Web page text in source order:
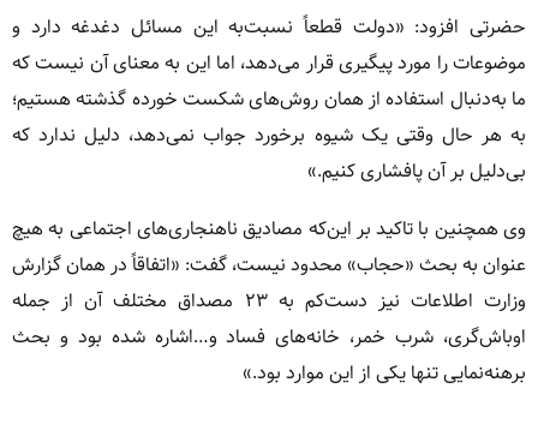
حضرتی افزود: «دولت قطعاً نسبت‌به این مسائل دغدغه دارد و
موضوعات را مورد پیگیری قرار می‌دهد، اما این به معنای آن نیست که
ما به‌دنبال استفاده از همان روش‌های شکست خورده گذشته هستیم؛
به هر حال وقتی یک شیوه برخورد جواب نمی‌دهد، دلیل ندارد که
بی‌دلیل بر آن پافشاری کنیم.»
وی همچنین با تاکید بر این‌که مصادیق ناهنجاری‌های اجتماعی به هیچ
عنوان به بحث «حجاب» محدود نیست، گفت: «اتفاقاً در همان گزارش
وزارت اطلاعات نیز دست‌کم به ۲۳ مصداق مختلف آن از جمله
اوباش‌گری، شرب خمر، خانه‌های فساد و…اشاره شده بود و بحث
برهنه‌نمایی تنها یکی از این موارد بود.»